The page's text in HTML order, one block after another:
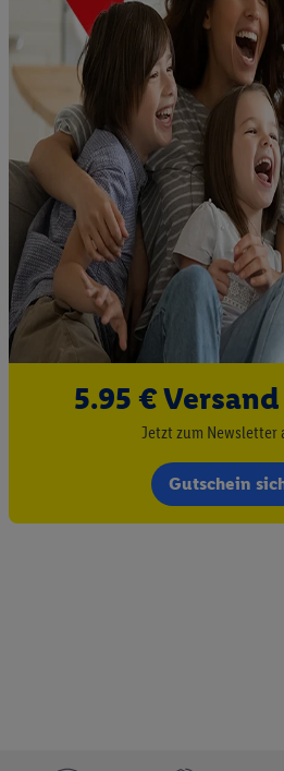
5.95 € Versand
Jetzt zum Newsletter
Gutschein